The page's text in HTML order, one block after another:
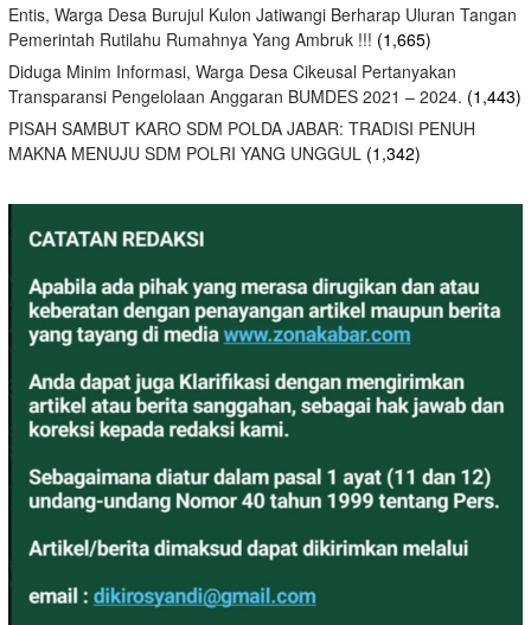
Entis, Warga Desa Burujul Kulon Jatiwangi Berharap Uluran Tangan
Pemerintah Rutilahu Rumahnya Yang Ambruk !!! (1,665)
Diduga Minim Informasi, Warga Desa Cikeusal Pertanyakan
Transparansi Pengelolaan Anggaran BUMDES 2021 – 2024. (1,443)
PISAH SAMBUT KARO SDM POLDA JABAR: TRADISI PENUH
MAKNA MENUJU SDM POLRI YANG UNGGUL (1,342)